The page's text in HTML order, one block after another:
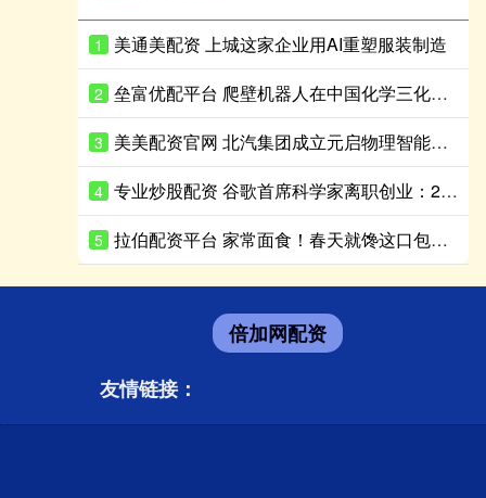
1 美通美配资 上城这家企业用AI重塑服装制造
2 垒富优配平台 爬壁机器人在中国化学三化建安哥拉炼油项目完成实战演练
3 美美配资官网 北汽集团成立元启物理智能科技公司 注册资本8亿
4 专业炒股配资 谷歌首席科学家离职创业：27年老将出走，带走一支顶级AI团队
5 拉伯配资平台 家常面食！春天就馋这口包子，鲜过韭菜，清爽鲜香，鲜到停不了嘴
倍加网配资
友情链接：